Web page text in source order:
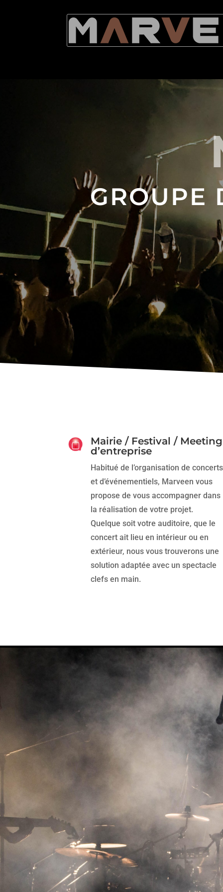
GROUPE
Mairie / Festival / Meeting
d’entreprise
Habitué de l’organisation de concerts
et d’événementiels, Marveen vous
propose de vous accompagner dans
la réalisation de votre projet.
Quelque soit votre auditoire, que le
concert ait lieu en intérieur ou en
extérieur, nous vous trouverons une
solution adaptée avec un spectacle
clefs en main.